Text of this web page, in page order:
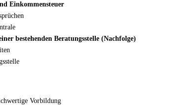
Einkommensteuer
bestehenden Beratungsstelle (Nachfolge)
Vorbildung